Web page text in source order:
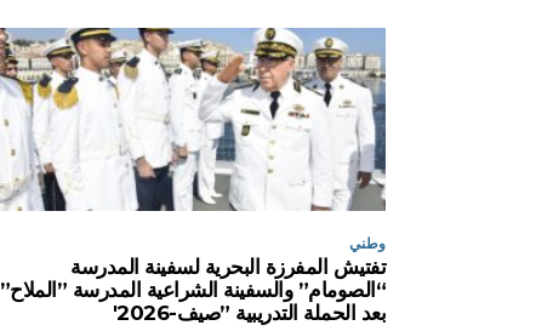
وطني
تفتيش المفرزة البحرية لسفينة المدرسة
“الصومام” والسفينة الشراعية المدرسة ”الملاح”
بعد الحملة التدريبية ”صيف-2026′